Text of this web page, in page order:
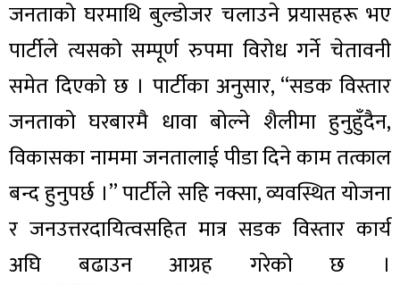
जनताको घरमाथि बुल्डोजर चलाउने प्रयासहरू भए
पार्टीले त्यसको सम्पूर्ण रुपमा विरोध गर्ने चेतावनी
समेत दिएको छ । पार्टीका अनुसार, “सडक विस्तार
जनताको घरबारमै धावा बोल्ने शैलीमा हुनुहुँदैन,
विकासका नाममा जनतालाई पीडा दिने काम तत्काल
बन्द हुनुपर्छ ।” पार्टीले सहि नक्सा, व्यवस्थित योजना
र जनउत्तरदायित्वसहित मात्र सडक विस्तार कार्य
अघि बढाउन आग्रह गरेको छ ।